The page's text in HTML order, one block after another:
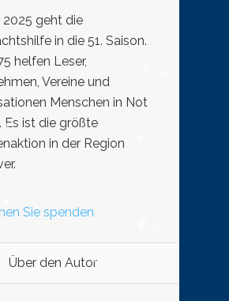
2025 geht die
in die 51. Saison.
helfen Leser,
Vereine und
Menschen in Not
Es ist die größte
in der Region
Sie spenden
Über den Autor